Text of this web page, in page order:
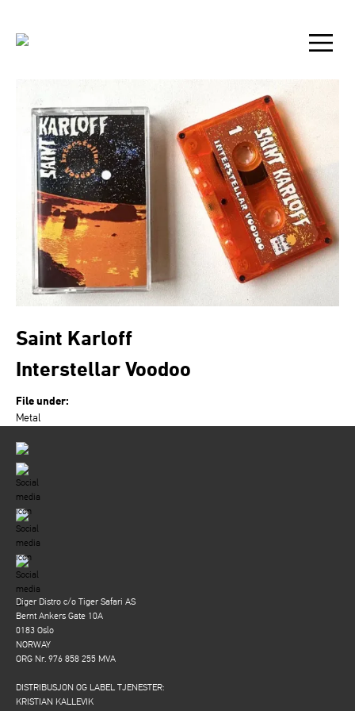
Saint Karloff
Interstellar Voodoo
File under:
Metal
Diger Distro c/o Tiger Safari AS
Bernt Ankers Gate 10A
0183 Oslo
NORWAY
ORG Nr. 976 858 255 MVA
DISTRIBUSJON OG LABEL TJENESTER:
KRISTIAN KALLEVIK